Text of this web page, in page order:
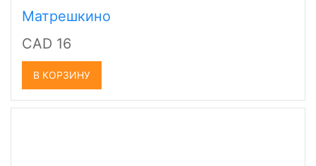
Матрешкино
CAD 16
В КОРЗИНУ